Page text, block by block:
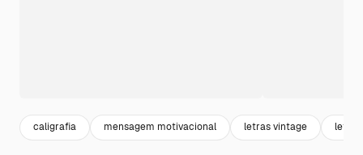
caligrafia mensagem motivacional letras vintage letter